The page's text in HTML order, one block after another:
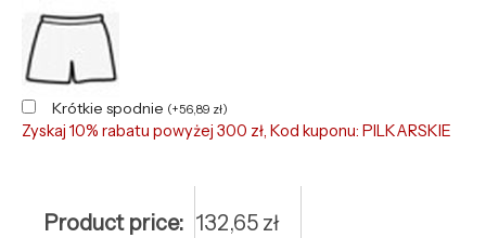
Krótkie spodnie (+56,89 zł)
Zyskaj 10% rabatu powyżej 300 zł, Kod kuponu: PILKARSKIE
Product price: 132,65 zł